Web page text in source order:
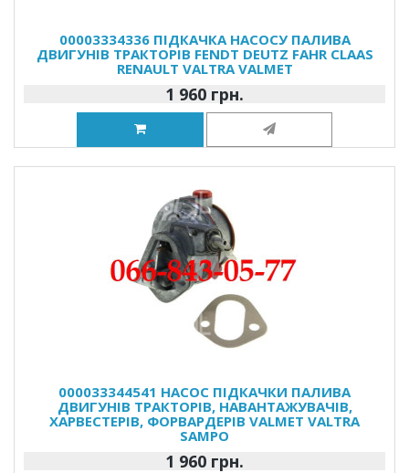
00003334336 ПІДКАЧКА НАСОСУ ПАЛИВА
ДВИГУНІВ ТРАКТОРІВ FENDT DEUTZ FAHR CLAAS
RENAULT VALTRA VALMET
1 960 грн.
000033344541 НАСОС ПІДКАЧКИ ПАЛИВА
ДВИГУНІВ ТРАКТОРІВ, НАВАНТАЖУВАЧІВ,
ХАРВЕСТЕРІВ, ФОРВАРДЕРІВ VALMET VALTRA
SAMPO
1 960 грн.